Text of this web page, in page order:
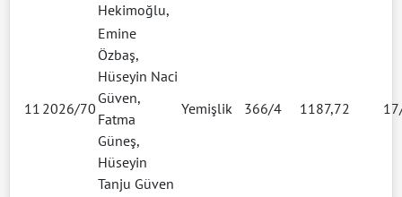
Hekimoğlu,
11 2026/70
Emine
Özbaş,
Hüseyin Naci
Güven,
Fatma
Güneş,
Hüseyin
Tanju Güven
Yemişlik 366/4 1187,72